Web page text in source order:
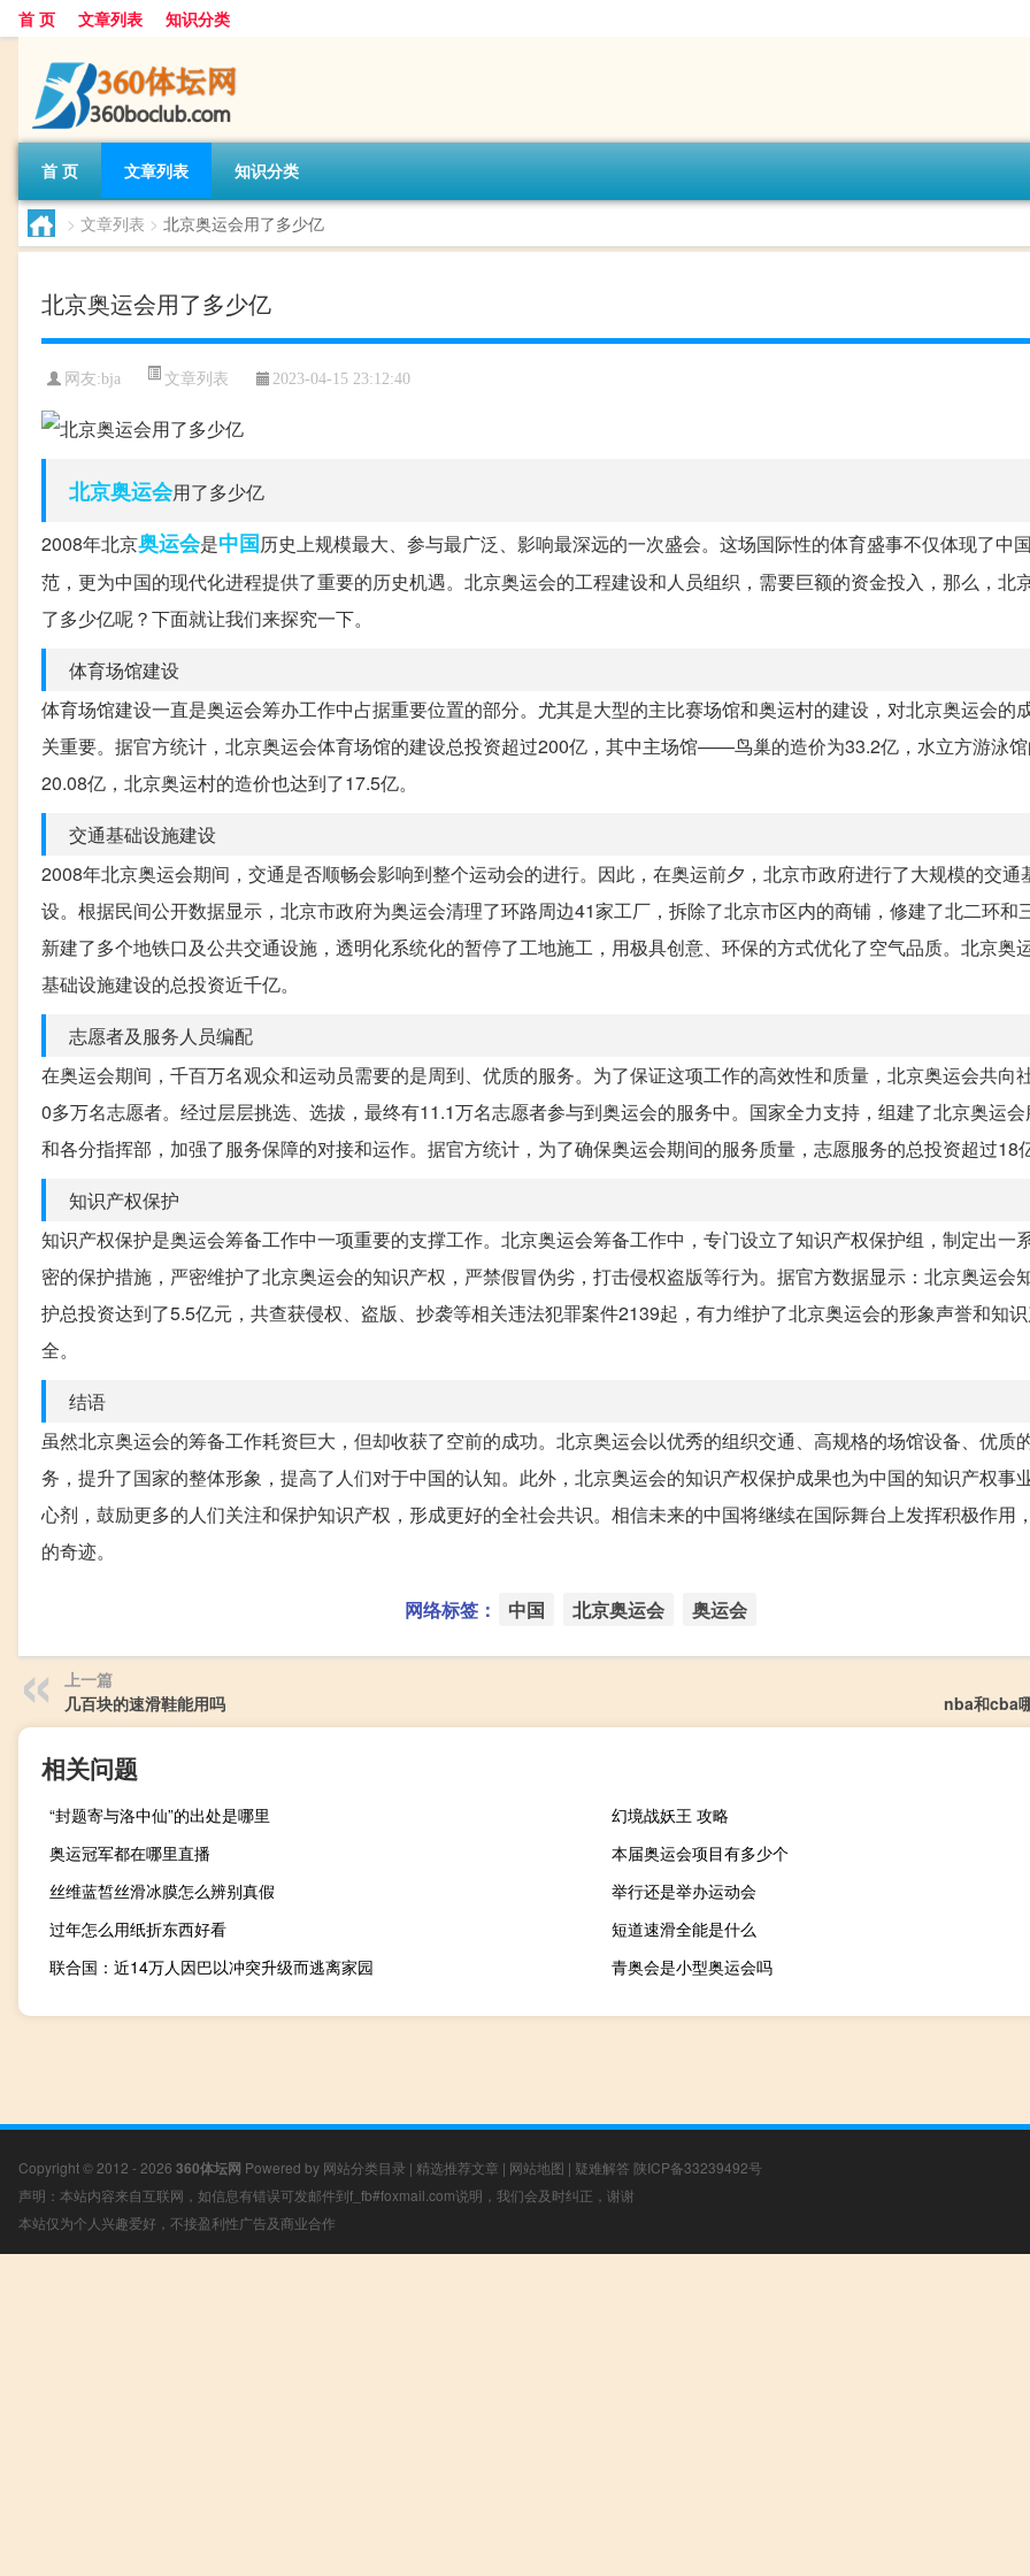
首 页 文章列表 知识分类
首 页 文章列表 知识分类
> 文章列表 > 北京奥运会用了多少亿
北京奥运会用了多少亿
网友:bja 文章列表 2023-04-15 23:12:40
北京奥运会用了多少亿
2008年北京奥运会是中国历史上规模最大、参与最广泛、影响最深远的一次盛会。这场国际性的体育盛事不仅体现了中
范，更为中国的现代化进程提供了重要的历史机遇。北京奥运会的工程建设和人员组织，需要巨额的资金投入，那么，北
了多少亿呢？下面就让我们来探究一下。
体育场馆建设
体育场馆建设一直是奥运会筹办工作中占据重要位置的部分。尤其是大型的主比赛场馆和奥运村的建设，对北京奥运会的
关重要。据官方统计，北京奥运会体育场馆的建设总投资超过200亿，其中主场馆——鸟巢的造价为33.2亿，水立方游泳
20.08亿，北京奥运村的造价也达到了17.5亿。
交通基础设施建设
2008年北京奥运会期间，交通是否顺畅会影响到整个运动会的进行。因此，在奥运前夕，北京市政府进行了大规模的交通
设。根据民间公开数据显示，北京市政府为奥运会清理了环路周边41家工厂，拆除了北京市区内的商铺，修建了北二环和
新建了多个地铁口及公共交通设施，透明化系统化的暂停了工地施工，用极具创意、环保的方式优化了空气品质。北京奥
基础设施建设的总投资近千亿。
志愿者及服务人员编配
在奥运会期间，千百万名观众和运动员需要的是周到、优质的服务。为了保证这项工作的高效性和质量，北京奥运会共向
0多万名志愿者。经过层层挑选、选拔，最终有11.1万名志愿者参与到奥运会的服务中。国家全力支持，组建了北京奥运
和各分指挥部，加强了服务保障的对接和运作。据官方统计，为了确保奥运会期间的服务质量，志愿服务的总投资超过18
知识产权保护
知识产权保护是奥运会筹备工作中一项重要的支撑工作。北京奥运会筹备工作中，专门设立了知识产权保护组，制定出一
密的保护措施，严密维护了北京奥运会的知识产权，严禁假冒伪劣，打击侵权盗版等行为。据官方数据显示：北京奥运会
护总投资达到了5.5亿元，共查获侵权、盗版、抄袭等相关违法犯罪案件2139起，有力维护了北京奥运会的形象声誉和知
全。
结语
虽然北京奥运会的筹备工作耗资巨大，但却收获了空前的成功。北京奥运会以优秀的组织交通、高规格的场馆设备、优质
务，提升了国家的整体形象，提高了人们对于中国的认知。此外，北京奥运会的知识产权保护成果也为中国的知识产权事
心剂，鼓励更多的人们关注和保护知识产权，形成更好的全社会共识。相信未来的中国将继续在国际舞台上发挥积极作用
的奇迹。
网络标签： 中国 北京奥运会 奥运会
上一篇
几百块的速滑鞋能用吗
nba和cba
相关问题
“封题寄与洛中仙”的出处是哪里
幻境战妖王 攻略
奥运冠军都在哪里直播
本届奥运会项目有多少个
丝维蓝皙丝滑冰膜怎么辨别真假
举行还是举办运动会
过年怎么用纸折东西好看
短道速滑全能是什么
联合国：近14万人因巴以冲突升级而逃离家园
青奥会是小型奥运会吗
Copyright © 2012 - 2026 360体坛网 Powered by 网站分类目录 | 精选推荐文章 | 网站地图 | 疑难解答 陕ICP备33239492号
声明：本站内容来自互联网，如信息有错误可发邮件到f_fb#foxmail.com说明，我们会及时纠正，谢谢
本站仅为个人兴趣爱好，不接盈利性广告及商业合作